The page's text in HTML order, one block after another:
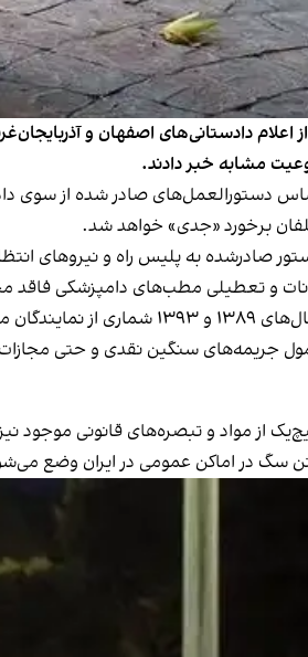
اعلام دادستانی‌های اصفهان و
مشابه خبر دادند.
دستورالعمل‌های صادر شده از سوی
برخورد «جدی» خواهد شد.
صادرشده به پلیس راه و نیروهای
و تعطیلی مطب‌های دامپزشکی فاقد
در سال‌های ۱۳۸۹ و
جریمه‌های سنگین نقدی و حتی مجازات
از مواد و تبصره‌های قانونی موجود
سگ در اماکن عمومی در ایران وضع